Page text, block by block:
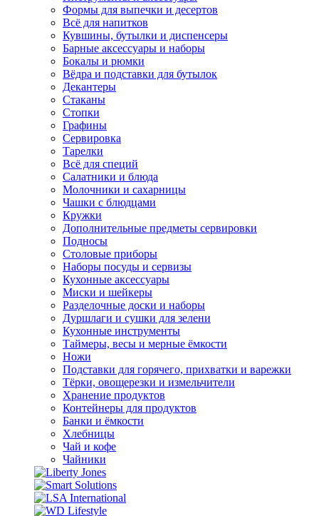
Формы для выпечки и десертов
Всё для напитков
Кувшины, бутылки и диспенсеры
Барные аксессуары и наборы
Бокалы и рюмки
Вёдра и подставки для бутылок
Декантеры
Стаканы
Стопки
Графины
Сервировка
Тарелки
Всё для специй
Салатники и блюда
Молочники и сахарницы
Чашки с блюдцами
Кружки
Дополнительные предметы сервировки
Подносы
Столовые приборы
Наборы посуды и сервизы
Кухонные аксессуары
Миски и шейкеры
Разделочные доски и наборы
Дуршлаги и сушки для зелени
Кухонные инструменты
Таймеры, весы и мерные ёмкости
Ножи
Подставки для горячего, прихватки и варежки
Тёрки, овощерезки и измельчители
Хранение продуктов
Контейнеры для продуктов
Банки и ёмкости
Хлебницы
Чай и кофе
Чайники